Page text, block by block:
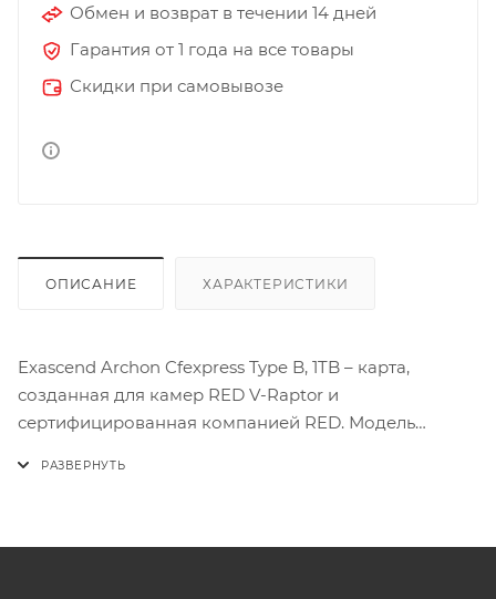
Обмен и возврат в течении 14 дней
Гарантия от 1 года на все товары
Скидки при самовывозе
ОПИСАНИЕ ХАРАКТЕРИСТИКИ
Exascend Archon Cfexpress Type B, 1TB – карта,
созданная для камер RED V-Raptor и
сертифицированная компанией RED. Модель